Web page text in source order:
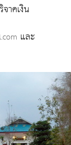
าคเงิน
และ